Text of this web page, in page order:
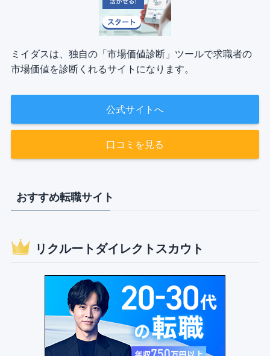
ミイダスは、独自の「市場価値診断」ツールで求職者の
市場価値を診断くれるサイトになります。
公式サイトへ
口コミを見る
おすすめ転職サイト
リクルートダイレクトスカウト